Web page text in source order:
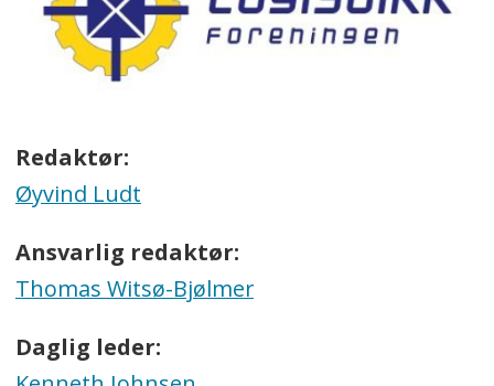
Redaktør:
Øyvind Ludt
Ansvarlig redaktør:
Thomas Witsø-Bjølmer
Daglig leder: